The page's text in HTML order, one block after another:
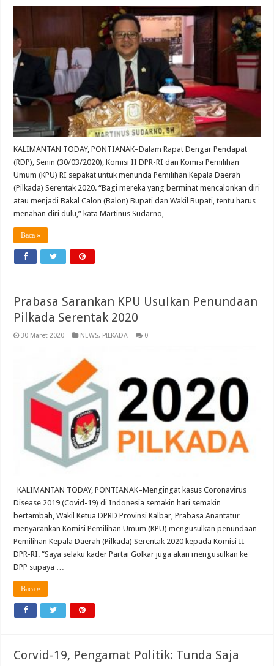
KALIMANTAN TODAY, PONTIANAK–Dalam Rapat Dengar Pendapat
(RDP), Senin (30/03/2020), Komisi II DPR-RI dan Komisi Pemilihan
Umum (KPU) RI sepakat untuk menunda Pemilihan Kepala Daerah
(Pilkada) Serentak 2020. “Bagi mereka yang berminat mencalonkan diri
atau menjadi Bakal Calon (Balon) Bupati dan Wakil Bupati, tentu harus
menahan diri dulu,” kata Martinus Sudarno, …
Baca »
Prabasa Sarankan KPU Usulkan Penundaan
Pilkada Serentak 2020
30 Maret 2020 NEWS, PILKADA 0
KALIMANTAN TODAY, PONTIANAK–Mengingat kasus Coronavirus
Disease 2019 (Covid-19) di Indonesia semakin hari semakin
bertambah, Wakil Ketua DPRD Provinsi Kalbar, Prabasa Anantatur
menyarankan Komisi Pemilihan Umum (KPU) mengusulkan penundaan
Pemilihan Kepala Daerah (Pilkada) Serentak 2020 kepada Komisi II
DPR-RI. “Saya selaku kader Partai Golkar juga akan mengusulkan ke
DPP supaya …
Baca »
Corvid-19, Pengamat Politik: Tunda Saja